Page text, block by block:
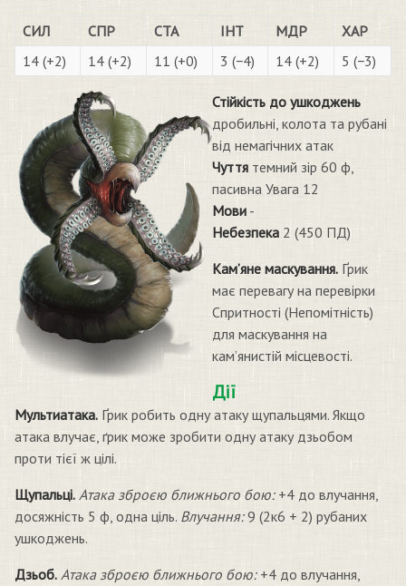
СИЛ СПР СТА ІНТ МДР
ХАР
14 (+2)
14 (+2) 11 (+0) 3 (−4) 14 (+2) 5 (−3)
Стійкість до ушкоджень
дробильні, колота та рубані
від немагічних атак
Чуттятемний зір 60 ф,
пасивна Увага 12
Мови-
Небезпека2 (450 ПД)
Кам’яне маскування.Ґрик
має перевагу на перевірки
Спритності (Непомітність)
для маскування на
кам’янистій місцевості.
Дії
Мультиатака. Ґрик робить одну атаку щупальцями. Якщо
атака влучає, ґрик може зробити одну атаку дзьобом
проти тієї ж цілі.
Щупальці. Атака зброєю ближнього бою:+4 до влучання,
досяжність 5 ф, одна ціль. Влучання:9 (2к6 + 2) рубаних
ушкоджень.
Дзьоб. Атака зброєю ближнього бою:+4 до влучання,